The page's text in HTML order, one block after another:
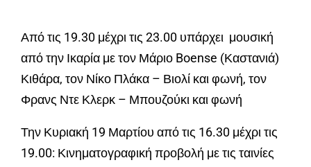
Από τις 19.30 μέχρι τις 23.00 υπάρχει μουσική
από την Ικαρία με τον Μάριο Boense (Καστανιά)
Κιθάρα, τον Νίκο Πλάκα – Βιολί και φωνή, τον
Φρανς Ντε Κλερκ – Μπουζούκι και φωνή
Την Κυριακή 19 Μαρτίου από τις 16.30 μέχρι τις
19.00: Κινηματογραφική προβολή με τις ταινίες